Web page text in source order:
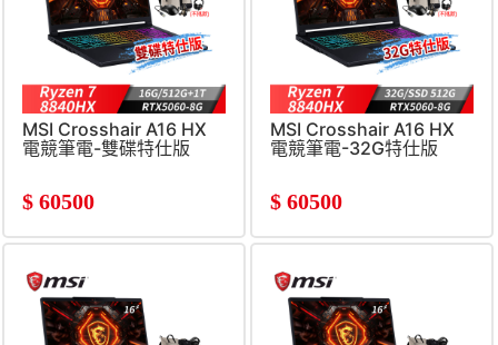
MSI Crosshair A16 HX
電競筆電-雙碟特仕版
8G/W)
$ 60500
MSI Crosshair A16 HX
電競筆電-32G特仕版
SSD/RTX5060-8G/W)
$ 60500